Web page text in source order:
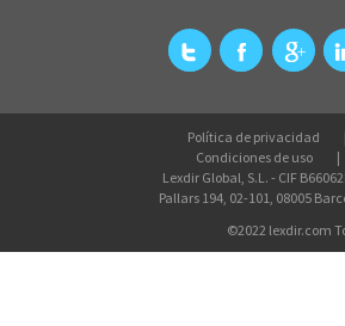
Política de privacidad
Condiciones de uso
Lexdir Global, S.L. - CIF
Pallars 194, 02-101, 08005
©2022 lexdir.com